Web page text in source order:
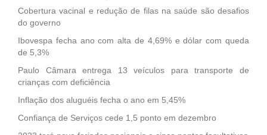
Cobertura vacinal e redução de filas na saúde são desafios
do governo
Ibovespa fecha ano com alta de 4,69% e dólar com queda
de 5,3%
Paulo Câmara entrega 13 veículos para transporte de
crianças com deficiência
Inflação dos aluguéis fecha o ano em 5,45%
Confiança de Serviços cede 1,5 ponto em dezembro